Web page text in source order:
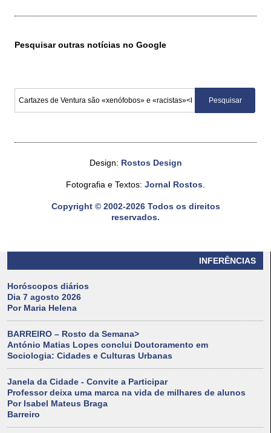
INFERÊNCIAS
Horóscopos diários
Dia 7 agosto 2026
Por Maria Helena
BARREIRO – Rosto da Semana>
António Matias Lopes conclui Doutoramento em
Sociologia: Cidades e Culturas Urbanas
Janela da Cidade - Convite a Participar
Professor deixa uma marca na vida de milhares de alunos
Por Isabel Mateus Braga
Barreiro
Pesquisar outras notícias no Google
Design: Rostos Design
Fotografia e Textos: Jornal Rostos.
Copyright © 2002-2026 Todos os direitos
reservados.